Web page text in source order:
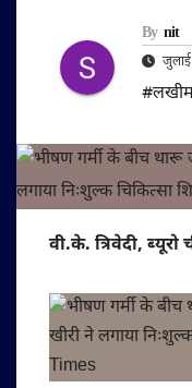
By nit
वी.के. त्रिवेदी,